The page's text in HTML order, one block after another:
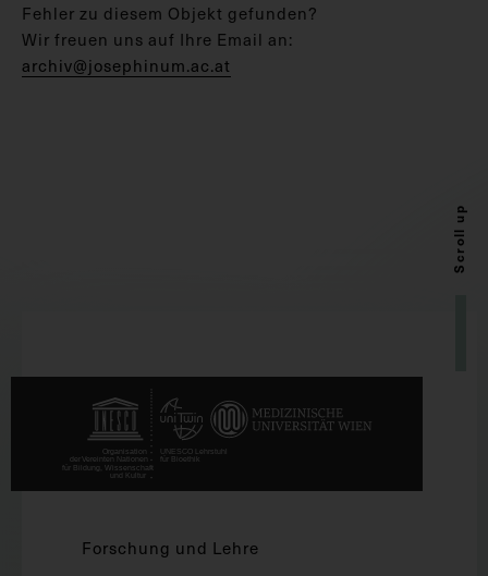
Fehler zu diesem Objekt gefunden?
Wir freuen uns auf Ihre Email an:
archiv@josephinum.ac.at
Scroll up
Forschung und Lehre